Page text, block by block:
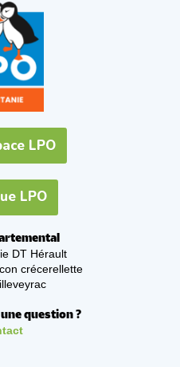
LPO
LPO
DT Hérault
crécerellette
question ?